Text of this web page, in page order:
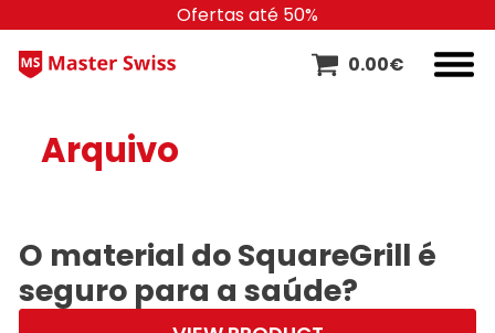
Ofertas até 50%
0.00€
Arquivo
O material do SquareGrill é
seguro para a saúde?